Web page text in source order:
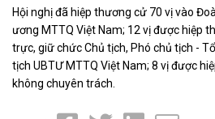
Hội nghị đã hiệp thương cử 70 vị vào
ương MTTQ Việt Nam; 12 vị được hiệp
trực, giữ chức Chủ tịch, Phó chủ tịch -
tịch UBTƯ MTTQ Việt Nam; 8 vị được
không chuyên trách.